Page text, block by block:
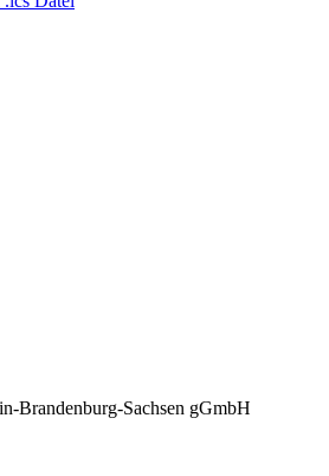
Brandenburg-Sachsen gGmbH